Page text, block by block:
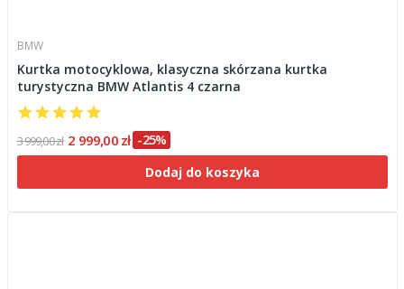
BMW
Kurtka motocyklowa, klasyczna skórzana kurtka
turystyczna BMW Atlantis 4 czarna
3 999,00 zł 2 999,00 zł -25%
Dodaj do koszyka